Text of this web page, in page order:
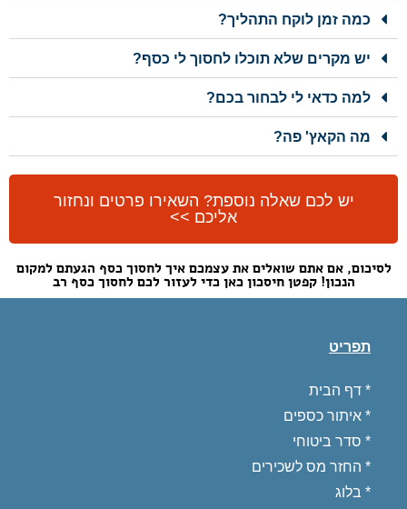
כמה זמן לוקח התהליך?
יש מקרים שלא תוכלו לחסוך לי כסף?
למה כדאי לי לבחור בכם?
מה הקאץ' פה?
יש לכם שאלה נוספת? השאירו פרטים ונחזור
אליכם >>
לסיכום, אם אתם שואלים את עצמכם איך לחסוך כסף הגעתם למקום
הנכון! קפטן חיסכון כאן כדי לעזור לכם לחסוך כסף רב
תפריט
* דף הבית
* איתור כספים
* סדר ביטוחי
* החזר מס לשכירים
* בלוג